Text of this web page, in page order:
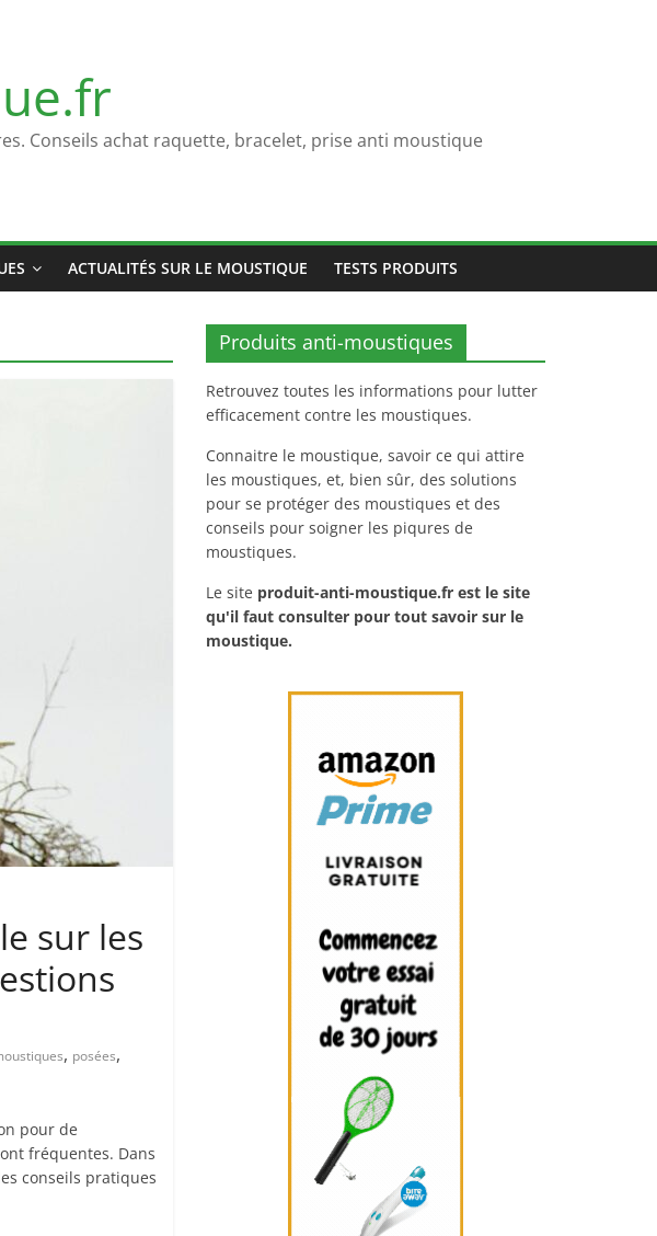
Conseils achat raquette, bracelet, prise anti moustique
ACTUALITÉS SUR LE MOUSTIQUE TESTS PRODUITS
sur les
, posées,
pour de
fréquentes. Dans
conseils pratiques
Produits anti-moustiques
Retrouvez toutes les informations pour lutter
efficacement contre les moustiques.
Connaitre le moustique, savoir ce qui attire
les moustiques, et, bien sûr, des solutions
pour se protéger des moustiques et des
conseils pour soigner les piqures de
moustiques.
Le site produit-anti-moustique.fr est le site
qu'il faut consulter pour tout savoir sur le
moustique.